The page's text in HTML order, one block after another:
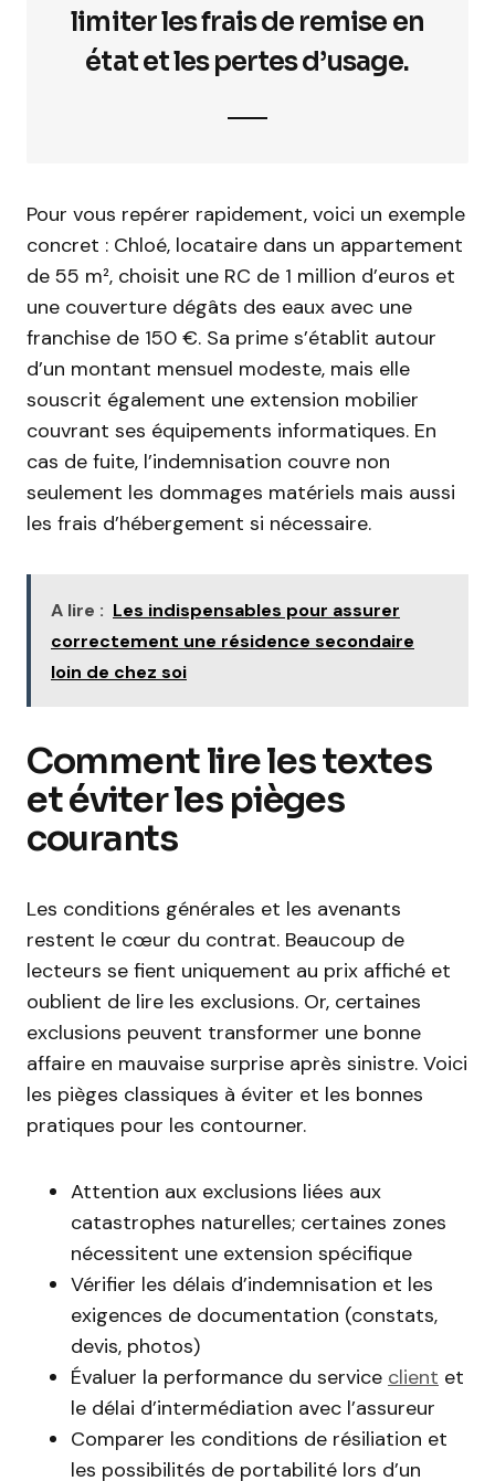
limiter les frais de remise en
état et les pertes d’usage.
Pour vous repérer rapidement, voici un exemple
concret : Chloé, locataire dans un appartement
de 55 m², choisit une RC de 1 million d’euros et
une couverture dégâts des eaux avec une
franchise de 150 €. Sa prime s’établit autour
d’un montant mensuel modeste, mais elle
souscrit également une extension mobilier
couvrant ses équipements informatiques. En
cas de fuite, l’indemnisation couvre non
seulement les dommages matériels mais aussi
les frais d’hébergement si nécessaire.
A lire : Les indispensables pour assurer
correctement une résidence secondaire
loin de chez soi
Comment lire les textes
et éviter les pièges
courants
Les conditions générales et les avenants
restent le cœur du contrat. Beaucoup de
lecteurs se fient uniquement au prix affiché et
oublient de lire les exclusions. Or, certaines
exclusions peuvent transformer une bonne
affaire en mauvaise surprise après sinistre. Voici
les pièges classiques à éviter et les bonnes
pratiques pour les contourner.
Attention aux exclusions liées aux
catastrophes naturelles; certaines zones
nécessitent une extension spécifique
Vérifier les délais d’indemnisation et les
exigences de documentation (constats,
devis, photos)
Évaluer la performance du service client et
le délai d’intermédiation avec l’assureur
Comparer les conditions de résiliation et
les possibilités de portabilité lors d’un